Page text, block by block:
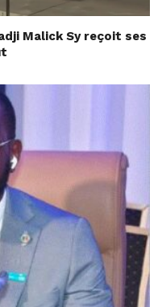
Malick Sy reçoit ses